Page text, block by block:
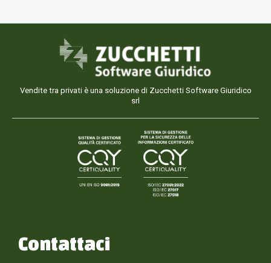
Vendite tra privati è una soluzione di Zucchetti Software Giuridico
srl
Contattaci